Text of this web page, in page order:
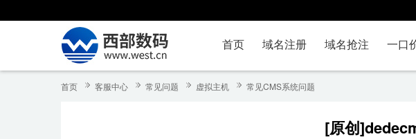
首页 域名注册 域名抢注 一口
首页 客服中心 常见问题 虚拟主机 常见CMS系统问题
[原创